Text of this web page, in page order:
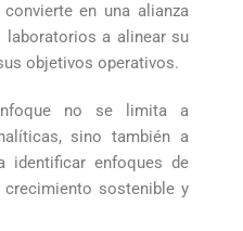
en una alianza
laboratorios a alinear su
objetivos operativos.
no se limita a
sino también a
identificar enfoques de
sostenible y